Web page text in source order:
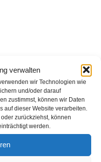
verwalten
wir Technologien wie
und/oder darauf
zustimmst, können wir Daten
auf dieser Website verarbeiten.
zurückziehst, können
werden.
die diesjährige
in der Turnhalle
hatte für die 24